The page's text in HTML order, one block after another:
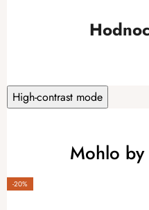
High-contrast mode
Mohlo
-20%